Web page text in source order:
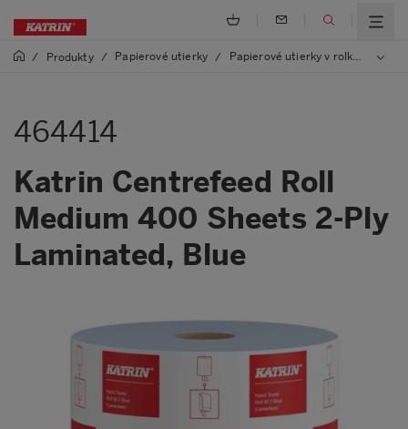
/ Produkty / Papierové utierky / Papierové utierky v rolke
464414
Katrin Centrefeed Roll
Medium 400 Sheets 2-Ply
Laminated, Blue